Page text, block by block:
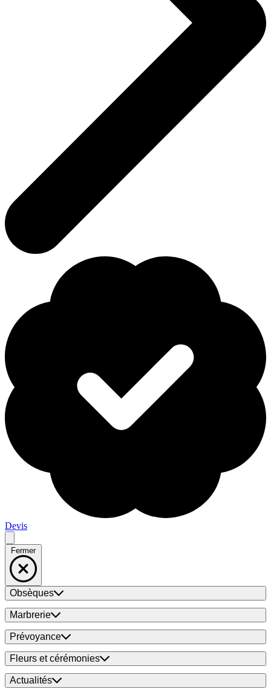
Devis
Fermer
Obsèques
Marbrerie
Prévoyance
Fleurs et cérémonies
Actualités